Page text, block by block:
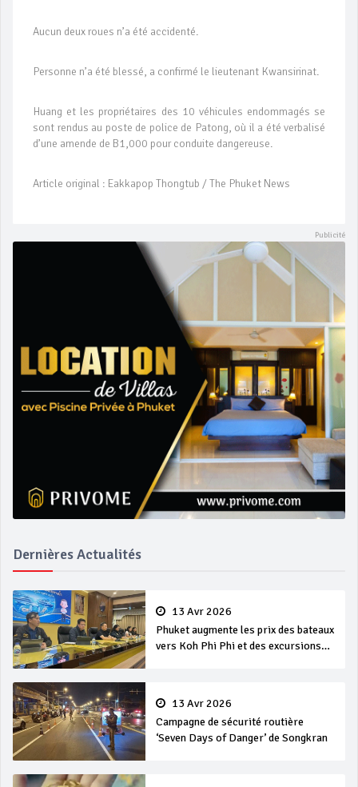
Aucun deux roues n’a été accidenté.
Personne n’a été blessé, a confirmé le lieutenant Kwansirinat.
Huang et les propriétaires des 10 véhicules endommagés se
sont rendus au poste de police de Patong, où il a été verbalisé
d’une amende de B1,000 pour conduite dangereuse.
Article original : Eakkapop Thongtub / The Phuket News
Dernières Actualités
13 Avr 2026
Phuket augmente les prix des bateaux
vers Koh Phi Phi et des excursions
13 Avr 2026
Campagne de sécurité routière
‘Seven Days of Danger’ de Songkran